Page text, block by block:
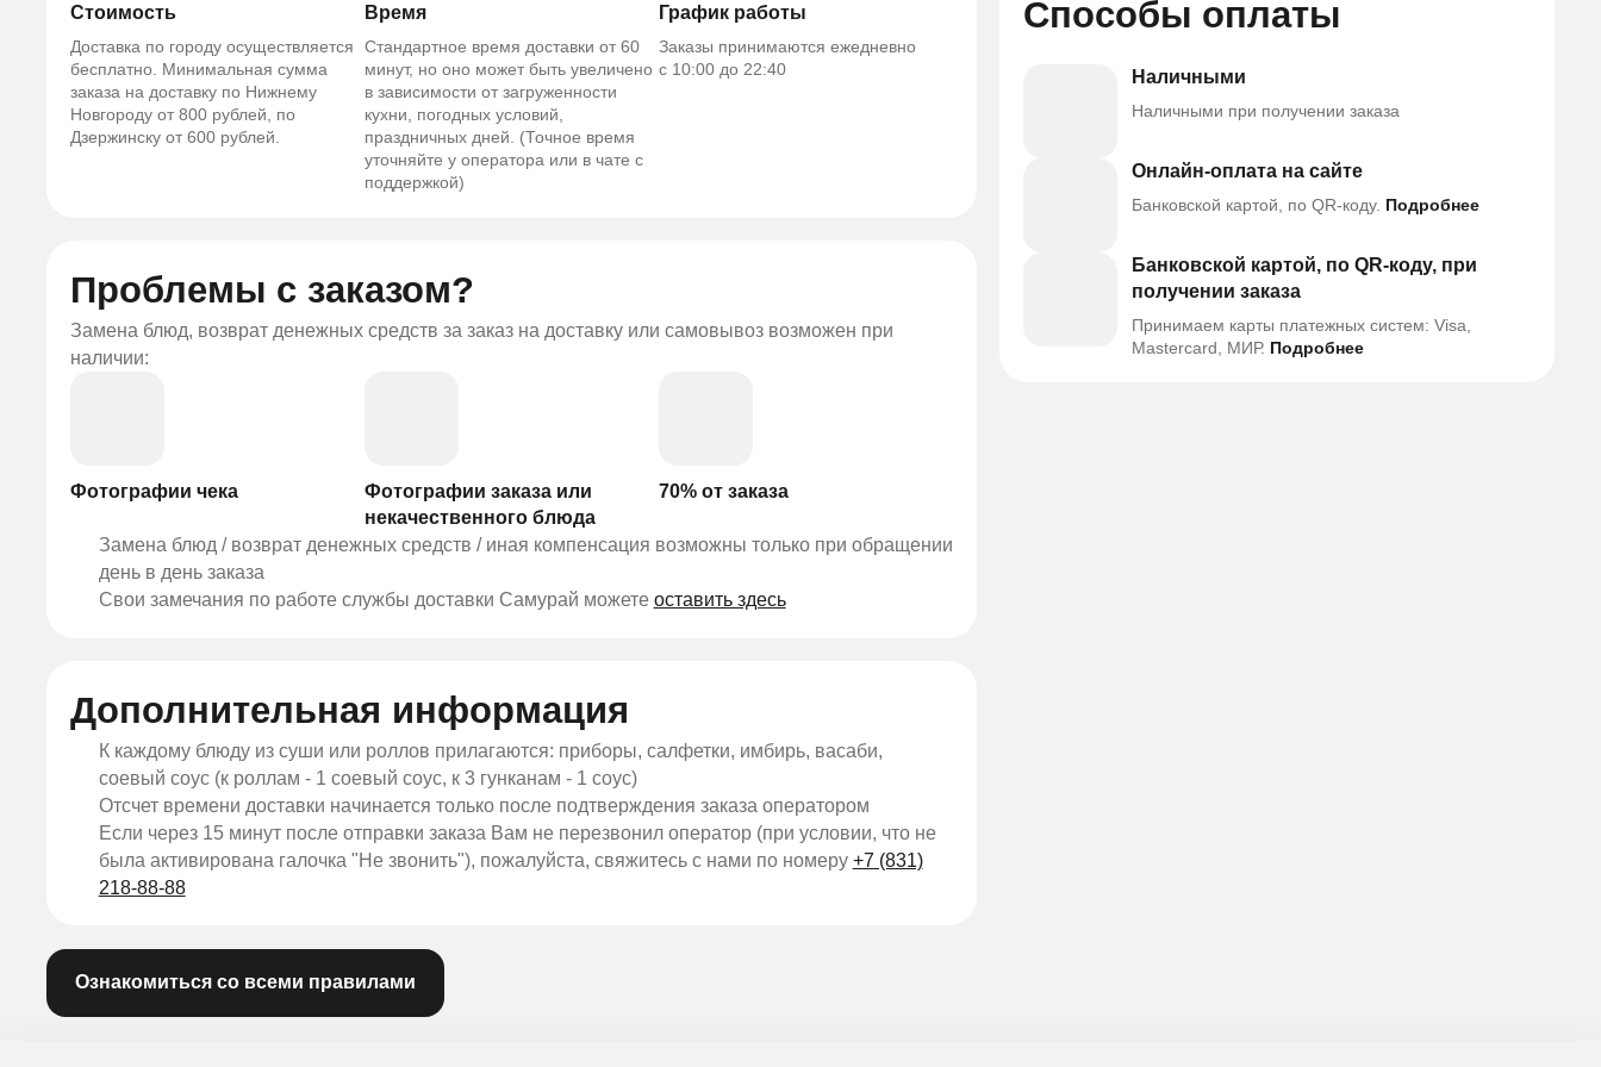
Стоимость
Доставка по городу осуществляется
бесплатно. Минимальная сумма
заказа на доставку по Нижнему
Новгороду от 800 рублей, по
Дзержинску от 600 рублей.
Время
Стандартное время доставки от 60
минут, но оно может быть увеличено
в зависимости от загруженности
кухни, погодных условий,
праздничных дней. (Точное время
уточняйте у оператора или в чате с
поддержкой)
График работы
Заказы принимаются ежедневно
с 10:00 до 22:40
Проблемы с заказом?
Замена блюд, возврат денежных средств за заказ на доставку или самовывоз возможен при
наличии:
Фотографии чека
Фотографии заказа или
некачественного блюда
70% от заказа
Замена блюд / возврат денежных средств / иная компенсация возможны только при обращении
день в день заказа
Свои замечания по работе службы доставки Самурай можете оставить здесь
Дополнительная информация
К каждому блюду из суши или роллов прилагаются: приборы, салфетки, имбирь, васаби,
соевый соус (к роллам - 1 соевый соус, к 3 гунканам - 1 соус)
Отсчет времени доставки начинается только после подтверждения заказа оператором
Если через 15 минут после отправки заказа Вам не перезвонил оператор (при условии, что не
была активирована галочка "Не звонить"), пожалуйста, свяжитесь с нами по номеру +7 (831)
218-88-88
Ознакомиться со всеми правилами
Способы оплаты
Наличными
Наличными при получении заказа
Онлайн-оплата на сайте
Банковской картой, по QR-коду. Подробнее
Банковской картой, по QR-коду, при
получении заказа
Принимаем карты платежных систем: Visa,
Mastercard, МИР. Подробнее